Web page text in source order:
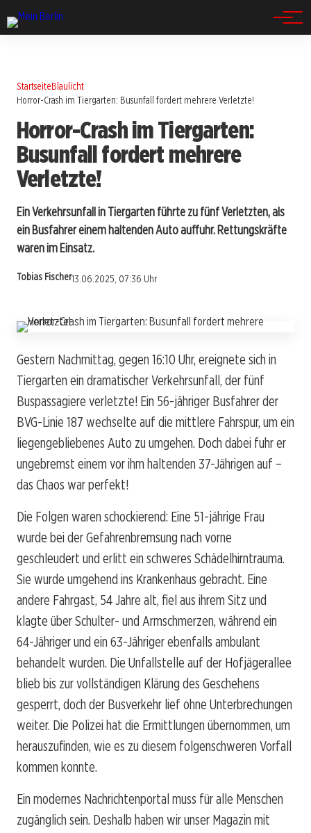
StartseiteBlaulicht
Horror-Crash im Tiergarten: Busunfall fordert mehrere Verletzte!
Horror-Crash im Tiergarten:
Busunfall fordert mehrere
Verletzte!
Ein Verkehrsunfall in Tiergarten führte zu fünf Verletzten, als
ein Busfahrer einem haltenden Auto auffuhr. Rettungskräfte
waren im Einsatz.
Tobias Fischer13.06.2025, 07:36 Uhr
Gestern Nachmittag, gegen 16:10 Uhr, ereignete sich in
Tiergarten ein dramatischer Verkehrsunfall, der fünf
Buspassagiere verletzte! Ein 56-jähriger Busfahrer der
BVG-Linie 187 wechselte auf die mittlere Fahrspur, um ein
liegengebliebenes Auto zu umgehen. Doch dabei fuhr er
ungebremst einem vor ihm haltenden 37-Jährigen auf –
das Chaos war perfekt!
Die Folgen waren schockierend: Eine 51-jährige Frau
wurde bei der Gefahrenbremsung nach vorne
geschleudert und erlitt ein schweres Schädelhirntrauma.
Sie wurde umgehend ins Krankenhaus gebracht. Eine
andere Fahrgast, 54 Jahre alt, fiel aus ihrem Sitz und
klagte über Schulter- und Armschmerzen, während ein
64-Jähriger und ein 63-Jähriger ebenfalls ambulant
behandelt wurden. Die Unfallstelle auf der Hofjägerallee
blieb bis zur vollständigen Klärung des Geschehens
gesperrt, doch der Busverkehr lief ohne Unterbrechungen
weiter. Die Polizei hat die Ermittlungen übernommen, um
herauszufinden, wie es zu diesem folgenschweren Vorfall
kommen konnte.
Ein modernes Nachrichtenportal muss für alle Menschen
zugänglich sein. Deshalb haben wir unser Magazin mit